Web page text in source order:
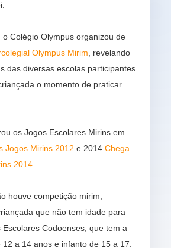
o Colégio Olympus organizou de
Olympus Mirim , revelando
das diversas escolas participantes
o momento de praticar
os Jogos Escolares Mirins em
Jogos Mirins 2012 e 2014 Chega
2014.
houve competição mirim,
que não tem idade para
Codoenses, que tem a
a 14 anos e infanto de 15 a 17.